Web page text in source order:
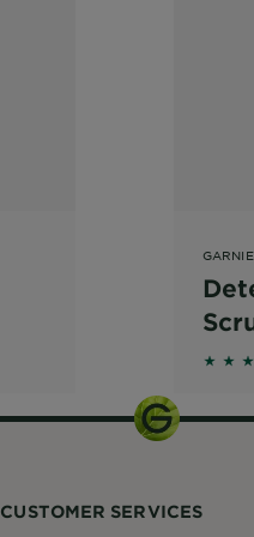
5
CUSTOMER SERVICES